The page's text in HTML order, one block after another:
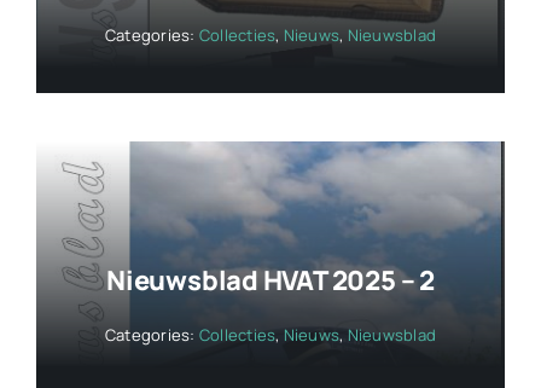
Categories: Collecties, Nieuws, Nieuwsblad
Nieuwsblad HVAT 2025 – 2
Categories: Collecties, Nieuws,Nieuwsblad